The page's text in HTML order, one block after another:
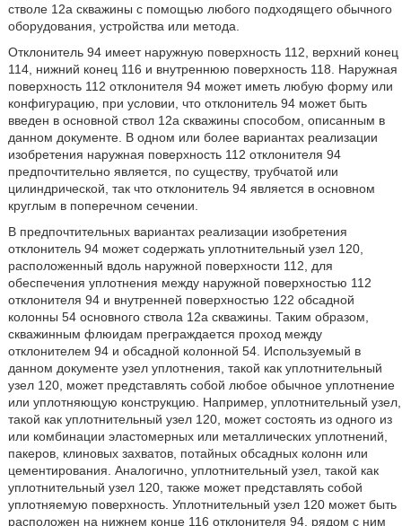
стволе 12а скважины с помощью любого подходящего обычного
оборудования, устройства или метода.
Отклонитель 94 имеет наружную поверхность 112, верхний конец
114, нижний конец 116 и внутреннюю поверхность 118. Наружная
поверхность 112 отклонителя 94 может иметь любую форму или
конфигурацию, при условии, что отклонитель 94 может быть
введен в основной ствол 12а скважины способом, описанным в
данном документе. В одном или более вариантах реализации
изобретения наружная поверхность 112 отклонителя 94
предпочтительно является, по существу, трубчатой или
цилиндрической, так что отклонитель 94 является в основном
круглым в поперечном сечении.
В предпочтительных вариантах реализации изобретения
отклонитель 94 может содержать уплотнительный узел 120,
расположенный вдоль наружной поверхности 112, для
обеспечения уплотнения между наружной поверхностью 112
отклонителя 94 и внутренней поверхностью 122 обсадной
колонны 54 основного ствола 12а скважины. Таким образом,
скважинным флюидам преграждается проход между
отклонителем 94 и обсадной колонной 54. Используемый в
данном документе узел уплотнения, такой как уплотнительный
узел 120, может представлять собой любое обычное уплотнение
или уплотняющую конструкцию. Например, уплотнительный узел,
такой как уплотнительный узел 120, может состоять из одного из
или комбинации эластомерных или металлических уплотнений,
пакеров, клиновых захватов, потайных обсадных колонн или
цементирования. Аналогично, уплотнительный узел, такой как
уплотнительный узел 120, также может представлять собой
уплотняемую поверхность. Уплотнительный узел 120 может быть
расположен на нижнем конце 116 отклонителя 94, рядом с ним